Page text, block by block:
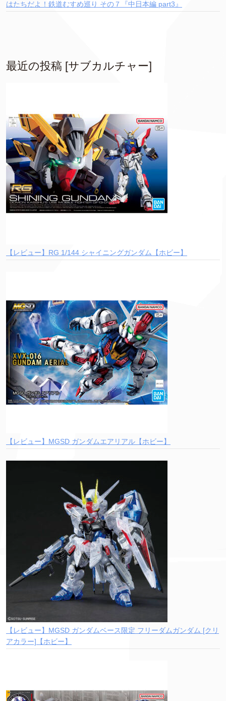
はたちだよ！鉄道むすめ巡り その７『中日本編 part3』
最近の投稿 [サブカルチャー]
【レビュー】RG 1/144 シャイニングガンダム【ホビー】
【レビュー】MGSD ガンダムエアリアル【ホビー】
【レビュー】MGSD ガンダムベース限定 フリーダムガンダム [クリ
アカラー]【ホビー】